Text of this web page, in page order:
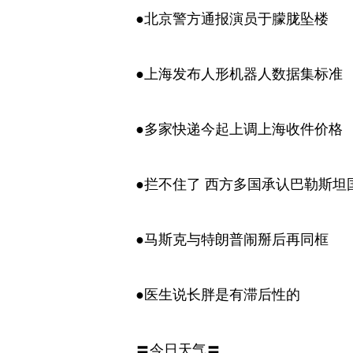
●北京警方通报演员于朦胧坠楼
●上海发布人形机器人数据集标准
●多家快递今起上调上海收件价格
●拦不住了 西方多国承认巴勒斯坦
●马斯克与特朗普闹掰后再同框
●医生说长胖是有滞后性的